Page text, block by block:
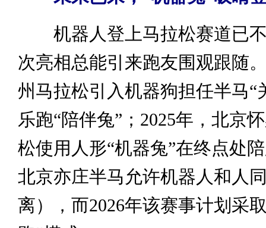
机器人登上马拉松赛道已不
次亮相总能引来跑友围观跟随
州马拉松引入机器狗担任半马“
乐跑“陪伴兔”；2025年，北京
松使用人形“机器兔”在终点处
北京亦庄半马允许机器人和人
离），而2026年该赛事计划采